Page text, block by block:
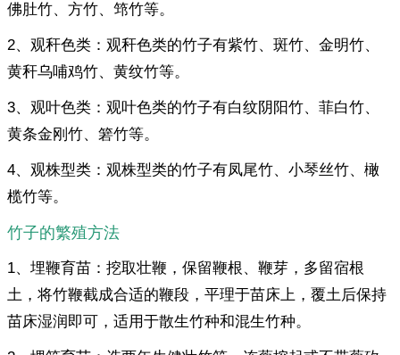
佛肚竹、方竹、筇竹等。
2、观秆色类：观秆色类的竹子有紫竹、斑竹、金明竹、
黄秆乌哺鸡竹、黄纹竹等。
3、观叶色类：观叶色类的竹子有白纹阴阳竹、菲白竹、
黄条金刚竹、箬竹等。
4、观株型类：观株型类的竹子有凤尾竹、小琴丝竹、橄
榄竹等。
竹子的繁殖方法
1、埋鞭育苗：挖取壮鞭，保留鞭根、鞭芽，多留宿根
土，将竹鞭截成合适的鞭段，平理于苗床上，覆土后保持
苗床湿润即可，适用于散生竹种和混生竹种。